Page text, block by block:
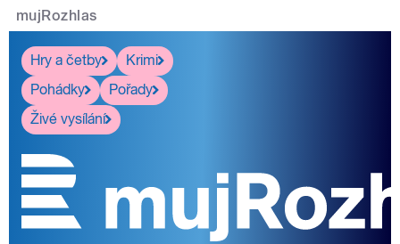
mujRozhlas
Hry a četby
Krimi
Pohádky
Pořady
Živé vysílání